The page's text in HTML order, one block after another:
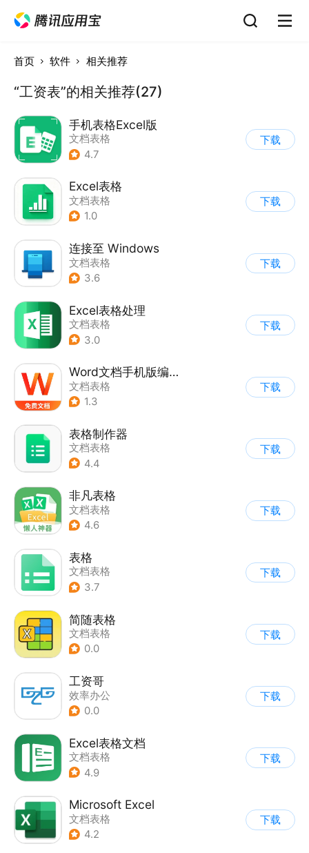
首页 软件 相关推荐
“工资表”的相关推荐(27)
手机表格Excel版
文档表格
4.7
下载
Excel表格
文档表格
1.0
下载
连接至 Windows
文档表格
3.6
下载
Excel表格处理
文档表格
3.0
下载
Word文档手机版编辑
文档表格
1.3
下载
表格制作器
文档表格
4.4
下载
非凡表格
文档表格
4.6
下载
表格
文档表格
3.7
下载
简随表格
文档表格
0.0
下载
工资哥
效率办公
0.0
下载
Excel表格文档
文档表格
4.9
下载
Microsoft Excel
文档表格
4.2
下载